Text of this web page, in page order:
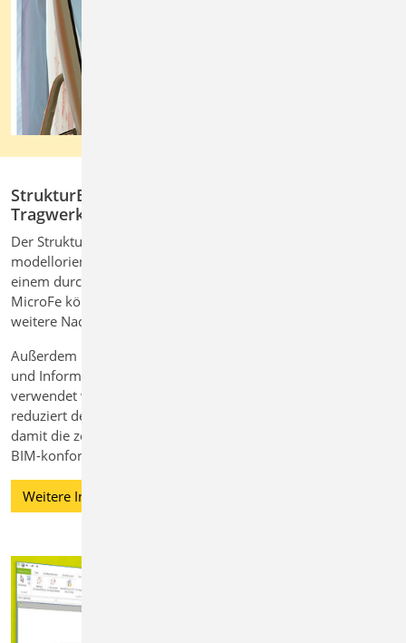
StrukturEditor: Zentrales Modell für die
Tragwerksplanung
Der StrukturEditor verbindet im Rahmen der
modellorientierten Tragwerksplanung die Bemessungen mit
einem durchgängigen Workflow. Berechnungsmodelle aus
MicroFe können direkt im StrukturEditor verwaltet und für
weitere Nachweise genutzt werden.
Außerdem können die im StrukturEditor erstellten Modelle
und Informationen als Grundlage für die BauStatik
verwendet werden. Dies gewährleistet konsistente Daten und
reduziert den Eingabeaufwand spürbar. Der StrukturEditor ist
damit die zentrale Plattform für effiziente, normgerechte und
BIM-konforme Arbeitsabläufe.
Weitere Informationen zum StrukturEditor